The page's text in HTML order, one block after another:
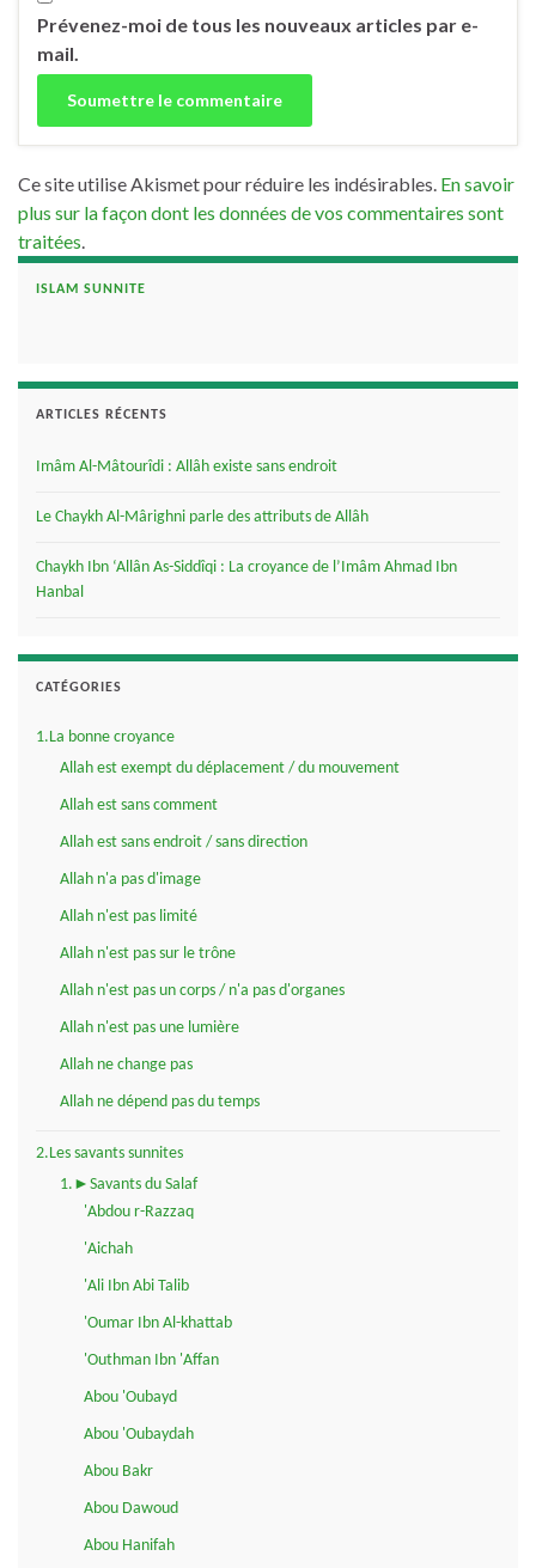
Prévenez-moi de tous les nouveaux articles par e-
mail.
Ce site utilise Akismet pour réduire les indésirables. En savoir
plus sur la façon dont les données de vos commentaires sont
traitées.
ISLAM SUNNITE
ARTICLES RÉCENTS
Imâm Al-Mâtourîdi : Allâh existe sans endroit
Le Chaykh Al-Mârighni parle des attributs de Allâh
Chaykh Ibn ‘Allân As-Siddîqi : La croyance de l’Imâm Ahmad Ibn
Hanbal
CATÉGORIES
1.La bonne croyance
Allah est exempt du déplacement / du mouvement
Allah est sans comment
Allah est sans endroit / sans direction
Allah n'a pas d'image
Allah n'est pas limité
Allah n'est pas sur le trône
Allah n'est pas un corps / n'a pas d'organes
Allah n'est pas une lumière
Allah ne change pas
Allah ne dépend pas du temps
2.Les savants sunnites
1.►Savants du Salaf
'Abdou r-Razzaq
'Aichah
'Ali Ibn Abi Talib
'Oumar Ibn Al-khattab
'Outhman Ibn 'Affan
Abou 'Oubayd
Abou 'Oubaydah
Abou Bakr
Abou Dawoud
Abou Hanifah